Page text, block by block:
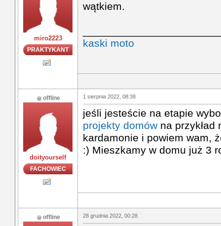
miro2223
PRAKTYKANT
wątkiem.
kaski moto
offline
doityourself
FACHOWIEC
1 sierpnia 2022, 08:38
jeśli jesteście na etapie
projekty domów na przykład
kardamonie i powiem wam,
:) Mieszkamy w domu już 3
offline 28 grudnia 2022, 00:28